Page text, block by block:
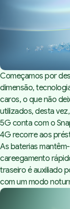
Começamos por
dimensão,
caros, o que não
utilizados, desta
5G conta com o
4G recorre aos
As baterias
careegamento
traseiro é auxiliado
com um modo